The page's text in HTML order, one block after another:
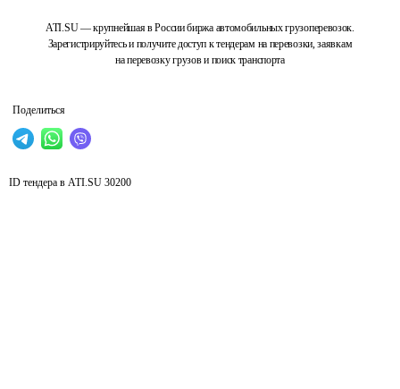
ATI.SU — крупнейшая в России биржа автомобильных грузоперевозок.
Зарегистрируйтесь и получите доступ к тендерам на перевозки, заявкам
на перевозку грузов и поиск транспорта
Поделиться
ID тендера в ATI.SU 30200